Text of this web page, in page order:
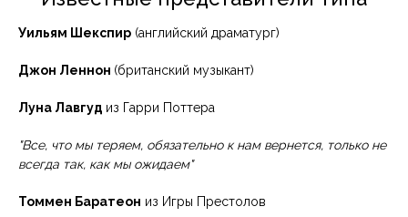
Уильям Шекспир (английский драматург)
Джон Леннон (британский музыкант)
Луна Лавгуд из Гарри Поттера
"Все, что мы теряем, обязательно к нам вернется, только не
всегда так, как мы ожидаем"
Томмен Баратеон из Игры Престолов